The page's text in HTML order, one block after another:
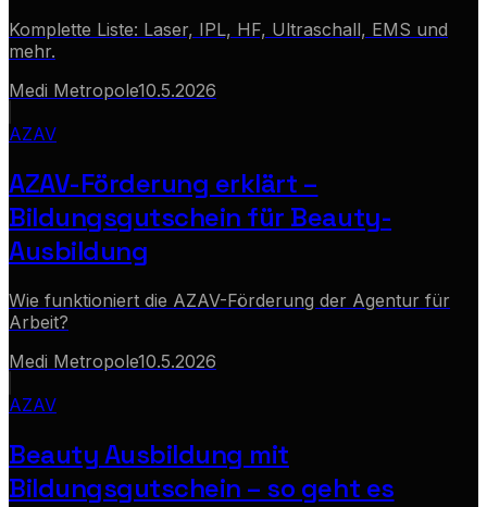
Komplette Liste: Laser, IPL, HF, Ultraschall, EMS und
mehr.
Medi Metropole10.5.2026
AZAV
AZAV-Förderung erklärt –
Bildungsgutschein für Beauty-
Ausbildung
Wie funktioniert die AZAV-Förderung der Agentur für
Arbeit?
Medi Metropole10.5.2026
AZAV
Beauty Ausbildung mit
Bildungsgutschein – so geht es